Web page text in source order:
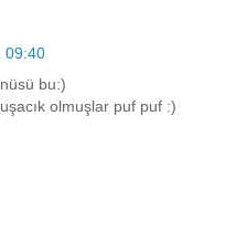
09:40
bu:)
olmuşlar puf puf :)